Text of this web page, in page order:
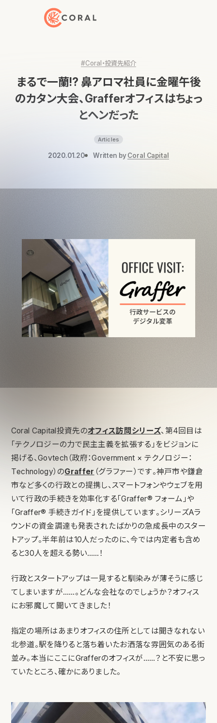
トップページへ戻る
#Coral・投資先紹介
まるで一蘭!? 鼻アロマ社員に金曜午後
のカタン大会、Grafferオフィスはちょっ
とヘンだった
Articles
2020.01.20 Written byCoral Capital
Coral Capital投資先のオフィス訪問シリーズ、第4回目は
「テクノロジーの力で民主主義を拡張する」をビジョンに
掲げる、Govtech（政府：Government × テクノロジー：
Technology）のGraffer （グラファー）です。神戸市や鎌倉
市など多くの行政との提携し、スマートフォンやウェブを用
いて行政の手続きを効率化する「Graffer® フォーム」や
「Graffer® 手続きガイド」を提供しています。シリーズAラ
ウンドの資金調達も発表されたばかりの急成長中のスター
トアップ。半年前は10人だったのに、今では内定者も含め
ると30人を超える勢い……！
行政とスタートアップは一見すると馴染みが薄そうに感じ
てしまいますが……。どんな会社なのでしょうか？オフィス
にお邪魔して聞いてきました！
指定の場所はあまりオフィスの住所としては聞きなれない
北参道。駅を降りると落ち着いたお洒落な雰囲気のある街
並み。本当にここにGrafferのオフィスが……？と不安に思っ
ていたところ、確かにありました。